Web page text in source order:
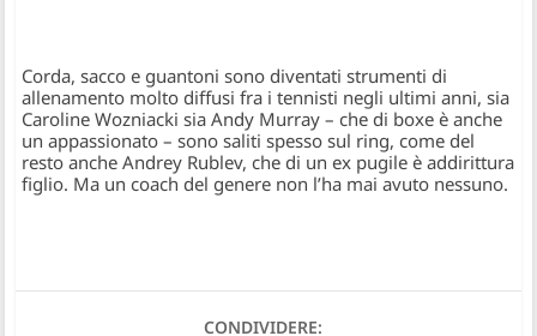
Corda, sacco e guantoni sono diventati strumenti di
allenamento molto diffusi fra i tennisti negli ultimi anni, sia
Caroline Wozniacki sia Andy Murray – che di boxe è anche
un appassionato – sono saliti spesso sul ring, come del
resto anche Andrey Rublev, che di un ex pugile è addirittura
figlio. Ma un coach del genere non l’ha mai avuto nessuno.
CONDIVIDERE: